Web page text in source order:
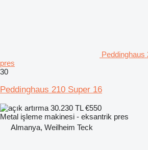
Peddinghaus
pres
30
Peddinghaus 210 Super 16
30.230 TL€550
Metal işleme makinesi - eksantrik pres
Almanya, Weilheim Teck